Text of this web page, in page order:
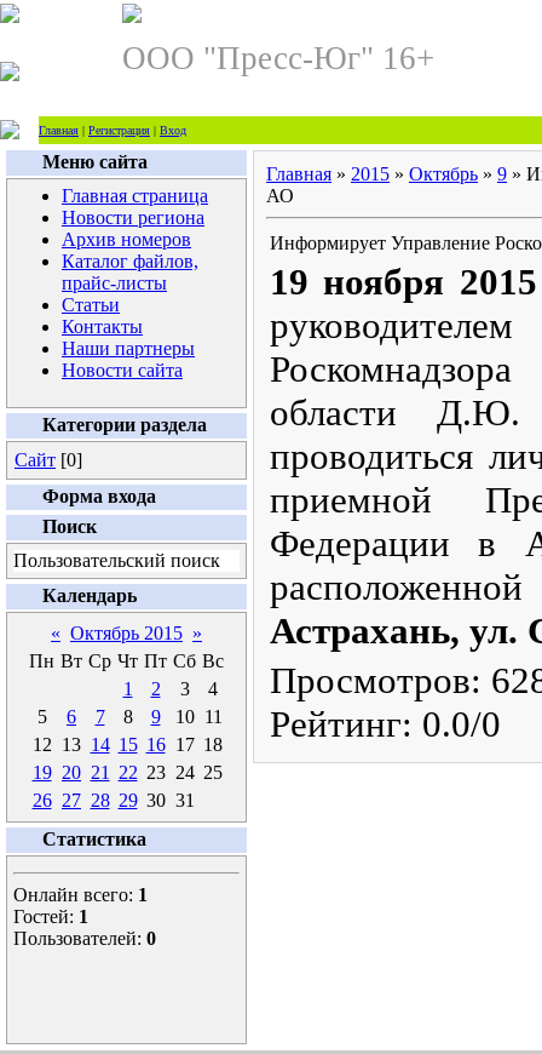
ООО "Пресс-Юг" 16+
Главная | Регистрация | Вход
Меню сайта
Главная страница
Новости региона
Архив номеров
Каталог файлов,
прайс-листы
Статьи
Контакты
Наши партнеры
Новости сайта
Категории раздела
Сайт [0]
Форма входа
Поиск
Пользовательский поиск
Календарь
« Октябрь 2015 »
Пн Вт Ср Чт Пт Сб Вс
1
2 3
4
5
6 7 8 9 10 11
12 13 14 15 16 17 18
19 20 21 22 23 24 25
26 27 28 29 30 31
Статистика
Онлайн всего: 1
Гостей: 1
Пользователей: 0
Главная » 2015 » Октябрь » 9 »
АО
Информирует Управление
19 ноября
области
проводиться
приемной
Федерации в
Астрахань, ул.
Просмотров:
Рейтинг: 0.0/0